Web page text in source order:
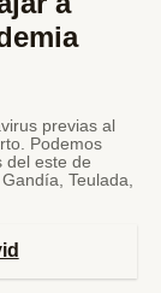
previas al
Podemos
del este de
Teulada,